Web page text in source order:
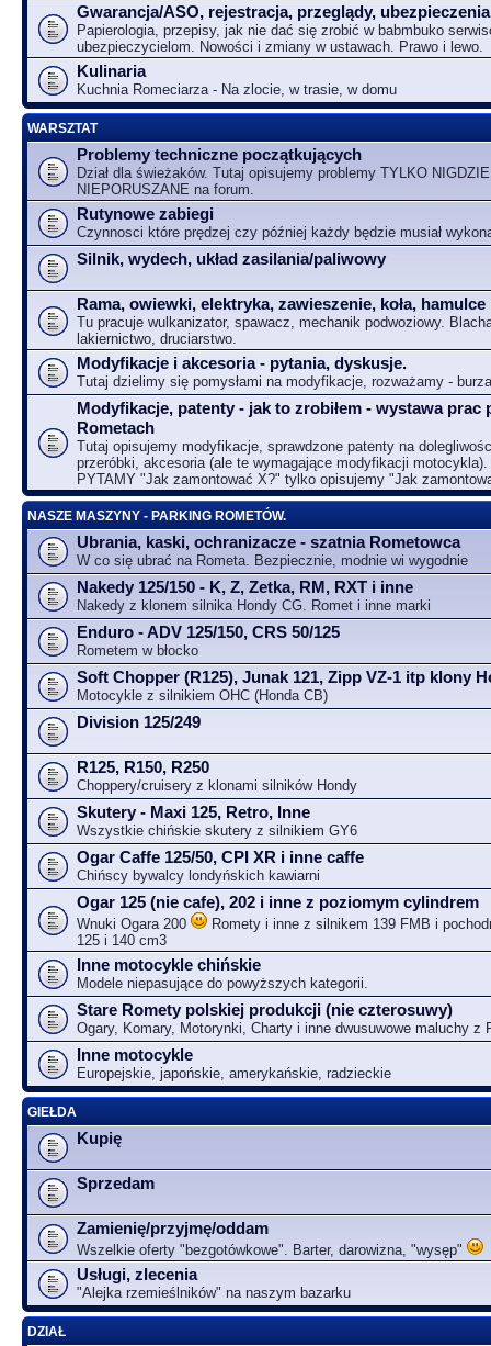
Gwarancja/ASO, rejestracja, przeglądy,
Papierologia, przepisy, jak nie dać się zrobić w babmbuko
ubezpieczycielom. Nowości i zmiany w ustawach. Prawo i lewo.
Kulinaria
Kuchnia Romeciarza - Na zlocie, w trasie, w domu
WARSZTAT
Problemy techniczne początkujących
Dział dla świeżaków. Tutaj opisujemy problemy TYLKO NIGDZIE
NIEPORUSZANE na forum.
Rutynowe zabiegi
Czynnosci które prędzej czy później każdy będzie musiał
Silnik, wydech, układ zasilania/paliwowy
Rama, owiewki, elektryka, zawieszenie, koła, hamulce
Tu pracuje wulkanizator, spawacz, mechanik podwoziowy.
lakiernictwo, druciarstwo.
Modyfikacje i akcesoria - pytania, dyskusje.
Tutaj dzielimy się pomysłami na modyfikacje, rozważamy -
Modyfikacje, patenty - jak to zrobiłem - wystawa prac
Rometach
Tutaj opisujemy modyfikacje, sprawdzone patenty na
przeróbki, akcesoria (ale te wymagające modyfikacji
PYTAMY "Jak zamontować X?" tylko opisujemy "Jak
NASZE MASZYNY - PARKING ROMETÓW.
Ubrania, kaski, ochranizacze - szatnia Rometowca
W co się ubrać na Rometa. Bezpiecznie, modnie wi wygodnie
Nakedy 125/150 - K, Z, Zetka, RM, RXT i inne
Nakedy z klonem silnika Hondy CG. Romet i inne marki
Enduro - ADV 125/150, CRS 50/125
Rometem w błocko
Soft Chopper (R125), Junak 121, Zipp VZ-1 itp klony
Motocykle z silnikiem OHC (Honda CB)
Division 125/249
R125, R150, R250
Choppery/cruisery z klonami silników Hondy
Skutery - Maxi 125, Retro, Inne
Wszystkie chińskie skutery z silnikiem GY6
Ogar Caffe 125/50, CPI XR i inne caffe
Chińscy bywalcy londyńskich kawiarni
Ogar 125 (nie cafe), 202 i inne z poziomym cylindrem
Wnuki Ogara 200
Romety i inne z silnikem 139 FMB i
125 i 140 cm3
Inne motocykle chińskie
Modele niepasujące do powyższych kategorii.
Stare Romety polskiej produkcji (nie czterosuwy)
Ogary, Komary, Motorynki, Charty i inne dwusuwowe maluchy z
Inne motocykle
Europejskie, japońskie, amerykańskie, radzieckie
GIEŁDA
Kupię
Sprzedam
Zamienię/przyjmę/oddam
Wszelkie oferty "bezgotówkowe". Barter, darowizna, "wysęp"
Usługi, zlecenia
"Alejka rzemieślników" na naszym bazarku
DZIAŁ